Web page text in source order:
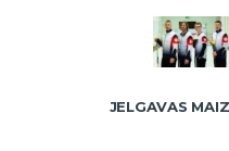
JELGAVAS